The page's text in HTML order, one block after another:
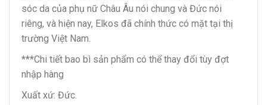
sóc da của phụ nữ Châu Âu nói chung và Đức nói
riêng, và hiện nay, Elkos đã chính thức có mặt tại thị
trường Việt Nam.
***Chi tiết bao bì sản phẩm có thể thay đổi tùy đợt
nhập hàng
Xuất xứ: Đức.